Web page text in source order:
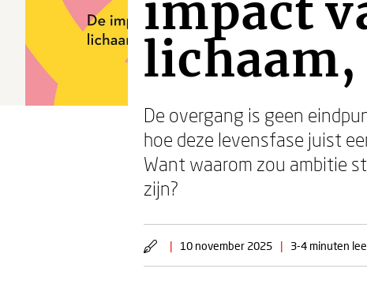
impact
De overgang is geen
hoe deze levensfase juist
Want waarom zou ambitie
zijn?
| 10 november 2025 | 3-4 minuten